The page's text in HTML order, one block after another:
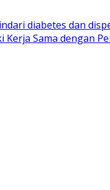
diabetes dan
Kerja Sama dengan